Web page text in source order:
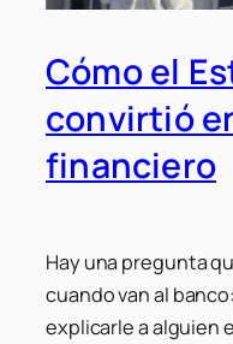
Cómo el
convirtió
financiero
Hay una pregunta
cuando van al
explicarle a alguien